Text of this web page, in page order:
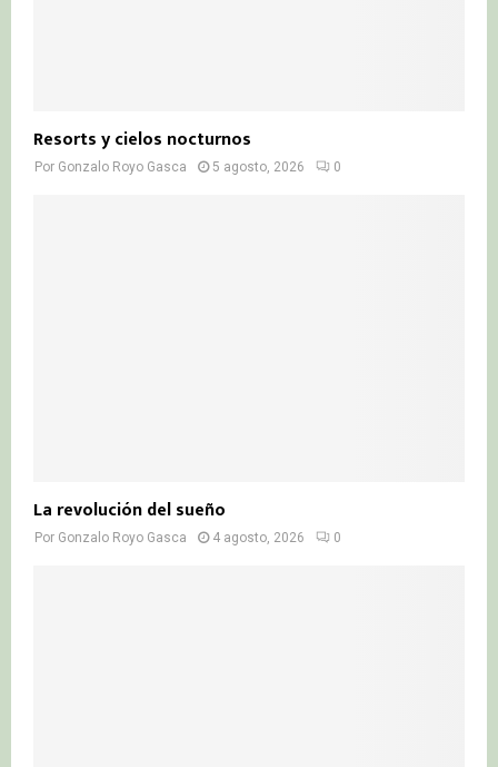
Resorts y cielos nocturnos
Por Gonzalo Royo Gasca 5 agosto, 2026 0
La revolución del sueño
Por Gonzalo Royo Gasca 4 agosto, 2026 0